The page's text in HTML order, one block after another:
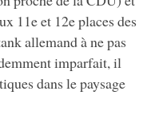
11e et 12e places des
allemand à ne pas
imparfait, il
dans le paysage